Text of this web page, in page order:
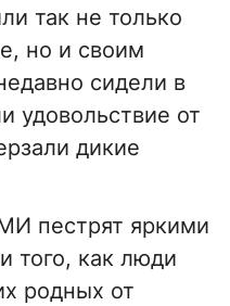
так не только
но и своим
сидели в
удовольствие от
дикие
пестрят яркими
того, как люди
родных от